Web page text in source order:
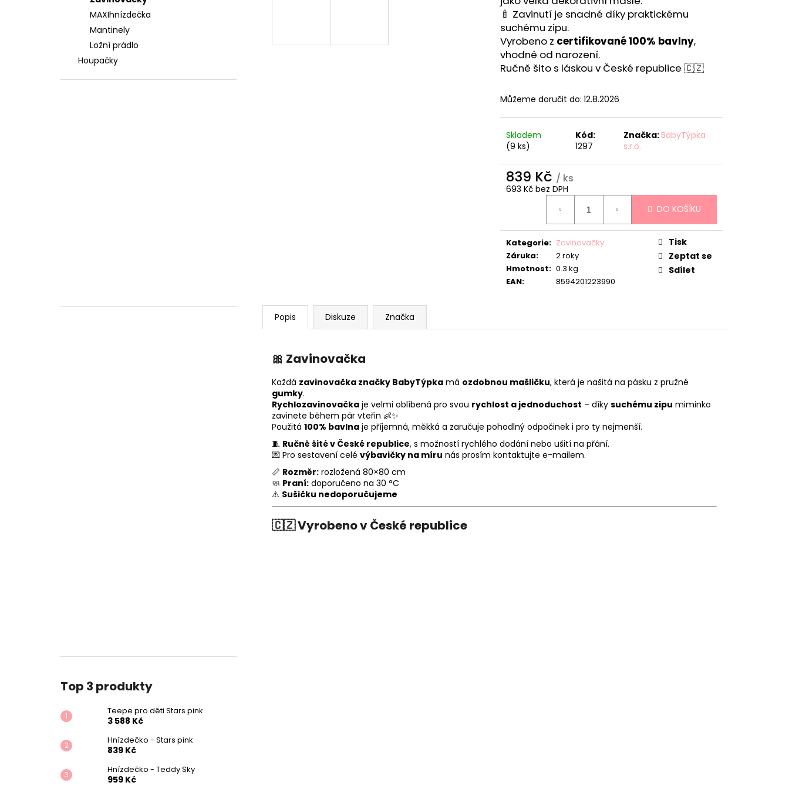
MAXIhnízdečka
Mantinely
Ložní prádlo
Houpačky
Top 3 produkty
Teepe pro děti Stars pink
3 588 Kč
Hnízdečko - Stars pink
839 Kč
Hnízdečko - Teddy Sky
959 Kč
🍼 Zavinutí je snadné díky praktickému
suchému zipu.
Vyrobeno z certifikované 100% bavlny,
vhodné od narození.
Ručně šito s láskou v České republice 🇨🇿
Můžeme doručit do: 12.8.2026
Skladem
(9 ks)
Kód:
1297
Značka: BabyTýpka
s.r.o.
839 Kč / ks
693 Kč bez DPH
DO KOŠÍKU
Kategorie: Zavinovačky
Záruka:
2 roky
Hmotnost: 0.3 kg
EAN: 8594201223990
Tisk
Zeptat se
Sdílet
Popis Diskuze Značka
🎀 Zavinovačka
Každá zavinovačka značky BabyTýpka má ozdobnou mašličku, která je našitá na pásku z pružné
gumky.
Rychlozavinovačka je velmi oblíbená pro svou rychlost a jednoduchost – díky suchému zipu miminko
zavinete během pár vteřin 👶✨
Použitá 100% bavlna je příjemná, měkká a zaručuje pohodlný odpočinek i pro ty nejmenší.
🧵 Ručně šité v České republice, s možností rychlého dodání nebo ušití na přání.
💌 Pro sestavení celé výbavičky na míru nás prosím kontaktujte e-mailem.
📏 Rozměr: rozložená 80×80 cm
🧼 Praní: doporučeno na 30 °C
⚠️ Sušičku nedoporučujeme
🇨🇿Vyrobeno v České republice
3 588 Kč